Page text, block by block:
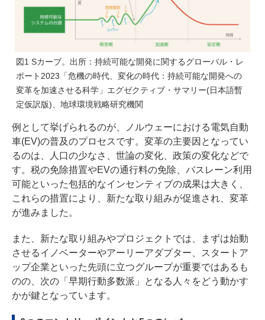
図1 Sカーブ。出所：持続可能な開発に関するグローバル・レ
ポート2023「危機の時代、変化の時代：持続可能な開発への
変革を加速させる科学」エグゼクティブ・サマリー(日本語暫
定仮訳版)、地球環境戦略研究機関
例として挙げられるのが、ノルウェーにおける電気自動
車(EV)の普及のプロセスです。変革の主要因となってい
るのは、人口の少なさ、世論の変化、政策の変化などで
す。税の免除措置やEVの通行料の免除、バスレーン利用
可能といった包括的なインセンティブの成果は大きく、
これらの措置により、新たな取り組みが促進され、変革
が進みました。
また、新たな取り組みやプロジェクトでは、まずは始動
させるイノベーターやアーリーアダプター、スタートア
ップ企業といった先頭に立つグループが重要ではあるも
のの、次の「早期行動多数派」となる人々をどう動かす
かが鍵となっています。